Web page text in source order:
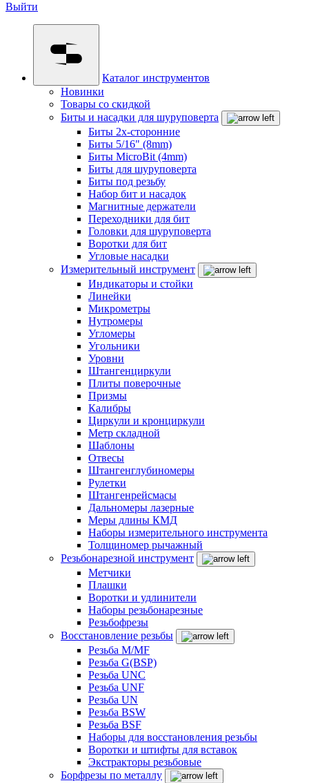
Выйти
Каталог инструментов
Новинки
Товары со скидкой
Биты и насадки для шуруповерта
Биты 2х-сторонние
Биты 5/16" (8mm)
Биты MicroBit (4mm)
Биты для шуруповерта
Биты под резьбу
Набор бит и насадок
Магнитные держатели
Переходники для бит
Головки для шуруповерта
Воротки для бит
Угловые насадки
Измерительный инструмент
Индикаторы и стойки
Линейки
Микрометры
Нутромеры
Угломеры
Угольники
Уровни
Штангенциркули
Плиты поверочные
Призмы
Калибры
Циркули и кронциркули
Метр складной
Шаблоны
Отвесы
Штангенглубиномеры
Рулетки
Штангенрейсмасы
Дальномеры лазерные
Меры длины КМД
Наборы измерительного инструмента
Толщиномер рычажный
Резьбонарезной инструмент
Метчики
Плашки
Воротки и удлинители
Наборы резьбонарезные
Резьбофрезы
Восстановление резьбы
Резьба M/MF
Резьба G(BSP)
Резьба UNC
Резьба UNF
Резьба UN
Резьба BSW
Резьба BSF
Наборы для восстановления резьбы
Воротки и штифты для вставок
Экстракторы резьбовые
Борфрезы по металлу